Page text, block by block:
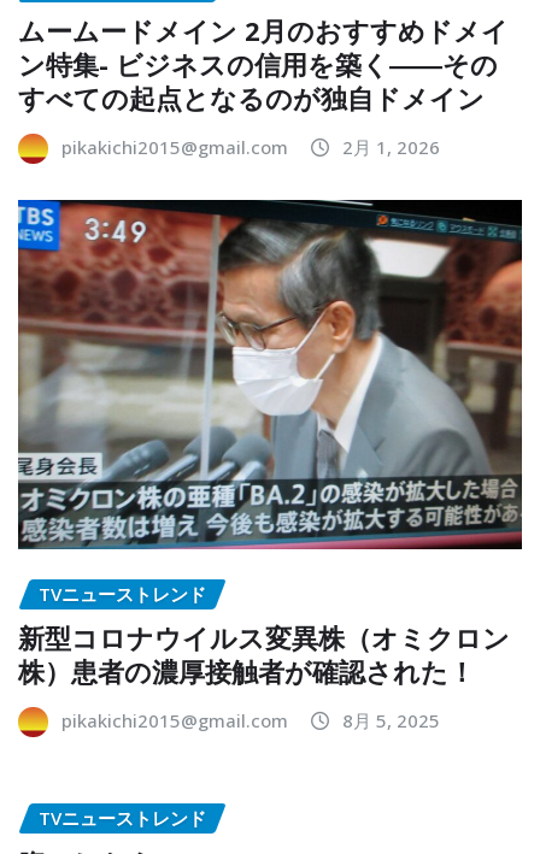
ムームードメイン 2月のおすすめドメイ
ン特集- ビジネスの信用を築く――その
すべての起点となるのが独自ドメイン
pikakichi2015@gmail.com 2月 1, 2026
TVニューストレンド
新型コロナウイルス変異株（オミクロン
株）患者の濃厚接触者が確認された！
pikakichi2015@gmail.com 8月 5, 2025
TVニューストレンド